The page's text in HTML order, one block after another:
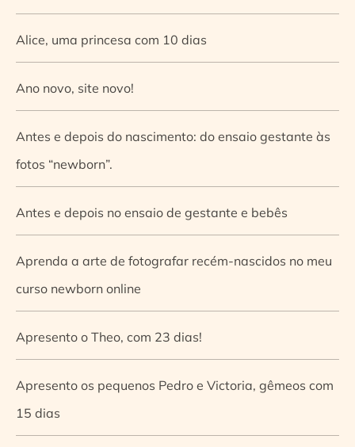
Alice, uma princesa com 10 dias
Ano novo, site novo!
Antes e depois do nascimento: do ensaio gestante às
fotos “newborn”.
Antes e depois no ensaio de gestante e bebês
Aprenda a arte de fotografar recém-nascidos no meu
curso newborn online
Apresento o Theo, com 23 dias!
Apresento os pequenos Pedro e Victoria, gêmeos com
15 dias